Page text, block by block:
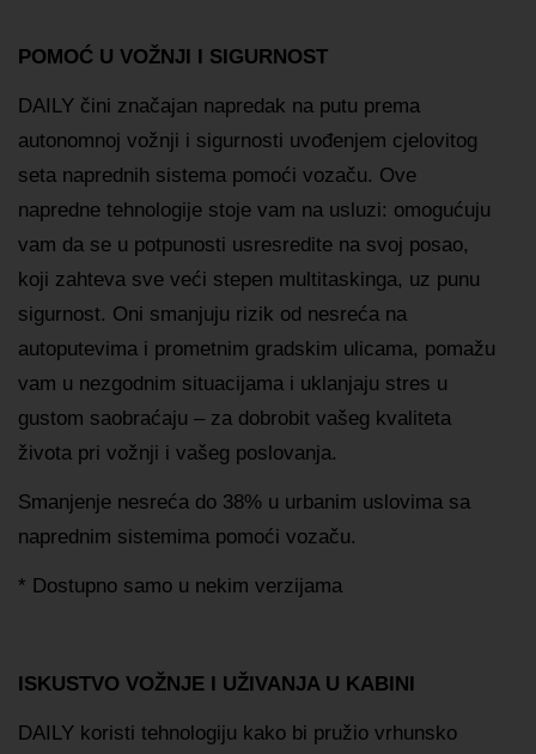
POMOĆ U VOŽNJI I SIGURNOST
DAILY čini značajan napredak na putu prema
autonomnoj vožnji i sigurnosti uvođenjem cjelovitog
seta naprednih sistema pomoći vozaču. Ove
napredne tehnologije stoje vam na usluzi: omogućuju
vam da se u potpunosti usresredite na svoj posao,
koji zahteva sve veći stepen multitaskinga, uz punu
sigurnost. Oni smanjuju rizik od nesreća na
autoputevima i prometnim gradskim ulicama, pomažu
vam u nezgodnim situacijama i uklanjaju stres u
gustom saobraćaju – za dobrobit vašeg kvaliteta
života pri vožnji i vašeg poslovanja.
Smanjenje nesreća do 38% u urbanim uslovima sa
naprednim sistemima pomoći vozaču.
* Dostupno samo u nekim verzijama
ISKUSTVO VOŽNJE I UŽIVANJA U KABINI
DAILY koristi tehnologiju kako bi pružio vrhunsko